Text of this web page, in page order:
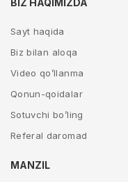
BIZ HAQIMIZDA
Sayt haqida
Biz bilan aloqa
Video qo’llanma
Qonun-qoidalar
Sotuvchi bo’ling
Referal daromad
MANZIL